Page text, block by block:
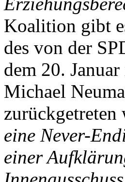
Koalition gibt
des von der
dem 20.
Michael
zurückgetreten
eine Never-
einer